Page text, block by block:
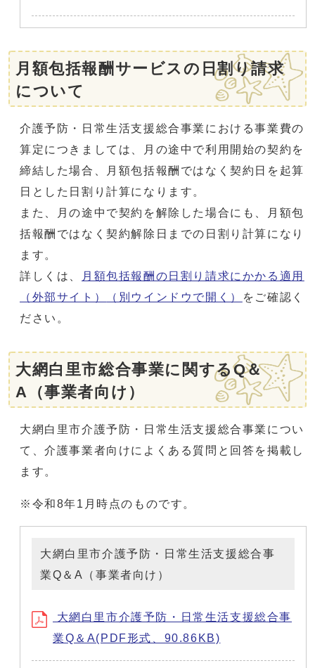
月額包括報酬サービスの日割り請求
について
介護予防・日常生活支援総合事業における事業費の
算定につきましては、月の途中で利用開始の契約を
締結した場合、月額包括報酬ではなく契約日を起算
日とした日割り計算になります。
また、月の途中で契約を解除した場合にも、月額包
括報酬ではなく契約解除日までの日割り計算になり
ます。
詳しくは、
月額包括報酬の日割り請求にかかる適用
（外部サイト）
（別ウインドウで開く）
をご確認く
ださい。
大網白里市総合事業に関するQ＆
A（事業者向け）
大網白里市介護予防・日常生活支援総合事業につい
て、介護事業者向けによくある質問と回答を掲載し
ます。
※令和8年1月時点のものです。
大網白里市介護予防・日常生活支援総合事
業Q＆A（事業者向け）
大網白里市介護予防・日常生活支援総合事
業Q＆A(PDF形式、90.86KB)